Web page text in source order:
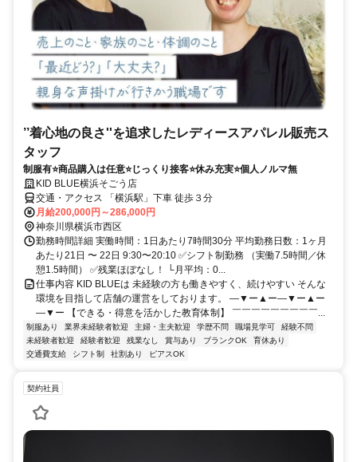
’’着心地の良さ''を追求したレディースアパレル販売ス
タッフ
制服有⭐商品購入は任意⭐じっくり接客⭐休み充実⭐個人ノルマ無
KID BLUE横浜そごう店
交通・アクセス 「横浜駅」下車 徒歩３分
月給200,000円～286,000円
神奈川県横浜市西区
勤務時間詳細 実働時間：1日あたり7時間30分 平均勤務日数：1ヶ月
あたり21日 〜 22日 9:30〜20:10 ✅シフト制勤務 （実働7.5時間／休
憩1.5時間） ✅残業ほぼなし！ └月平均：0...
仕事内容 KID BLUEは 未経験の方も働きやすく、続けやすい そんな
環境を目指して店舗の運営をしております。 ―▼ー▲ー―▼ー▲ー
―▼ー 【できる・得意を活かした教育体制】 ￣￣￣￣￣￣￣￣￣...
制服あり 業界未経験者歓迎 主婦・主夫歓迎 学歴不問 職場見学可
経験不問
未経験者歓迎
経験者歓迎 残業なし 賞与あり ブランクOK
育休あり
交通費支給
シフト制 社割あり ピアスOK
契約社員